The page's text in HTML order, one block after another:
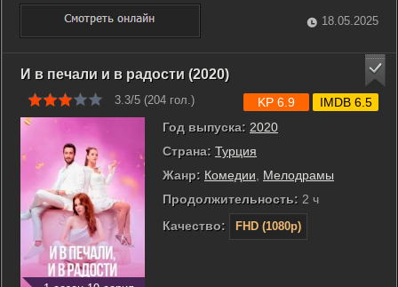
возвращается интерном в тот же госпиталь и вскоре
становится подающим надежды ...
18.05.2025
И в печали и в радости (2020)
3.3/5 (204 гол.)
Год выпуска: 2020
Страна: Турция
Жанр: Комедии
Мелодрамы
Продолжительность: 2 ч
Качество:
FHD (1080p)
KP 6.9 IMDB 6.5